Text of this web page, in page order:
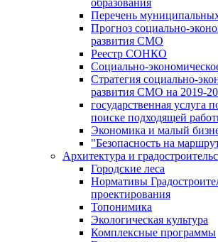
образования
Перечень
Прогноз социально-
развития СМО
Реестр СОНКО
Социально-
Стратегия социально-
развития СМО на 2019-
государственная услуга
поиске подходящей
Экономика и малый
"Безопасность на
Архитектура и
Городские леса
Нормативы
проектирования
Топонимика
Экологическая культура
Комплексные программы